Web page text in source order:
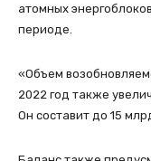
атомных
периоде.
«Объем
2022 год также
Он составит до 15